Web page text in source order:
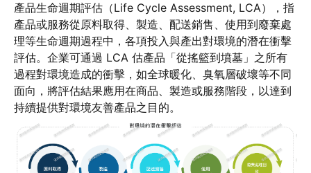
產品生命週期評估（Life Cycle Assessment, LCA），指
產品或服務從原料取得、製造、配送銷售、使用到廢棄處
理等生命週期過程中，各項投入與產出對環境的潛在衝擊
評估。企業可通過 LCA 估產品「從搖籃到墳墓」之所有
過程對環境造成的衝擊，如全球暖化、臭氧層破壞等不同
面向，將評估結果應用在商品、製造或服務階段，以達到
持續提供對環境友善產品之目的。